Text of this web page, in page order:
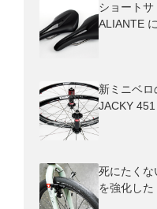
ショートサ
ALIANTE
新ミニベロ
JACKY 451
死にたくな
を強化した